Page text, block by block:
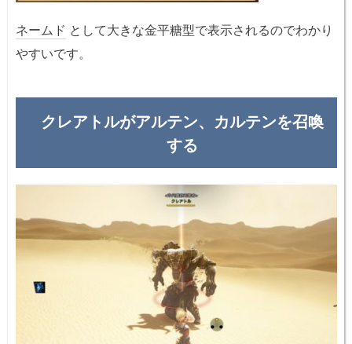
ネームド として大きな金平糖型で表示されるのでわかり
やすいです。
クレアトルがアルテン、カルテンを召喚
する